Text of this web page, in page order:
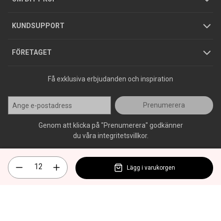
KUNDSUPPORT
Varumärken
FÖRETAGET
Jobba hos oss
Press
Få exklusiva erbjudanden och inspiration
Prenumerera
Genom att klicka på "Prenumerera" godkänner
du våra integritetsvillkor.
Lägg i varukorgen